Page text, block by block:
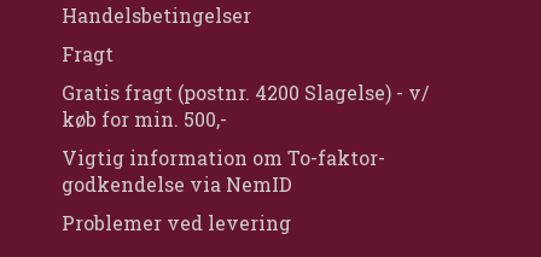
Handelsbetingelser
Fragt
Gratis fragt (postnr. 4200 Slagelse) - v/
køb for min. 500,-
Vigtig information om To-faktor-
godkendelse via NemID
Problemer ved levering